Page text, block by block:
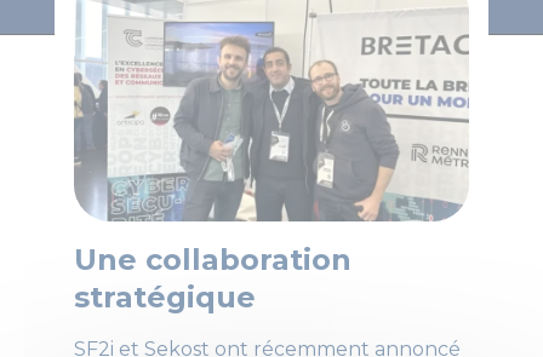
Une collaboration
stratégique
SF2i et Sekost ont récemment annoncé